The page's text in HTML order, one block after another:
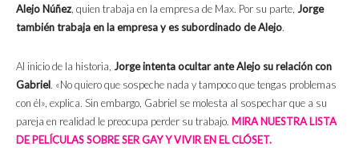
Alejo Núñez, quien trabaja en la empresa de Max. Por su parte, Jorge
también trabaja en la empresa y es subordinado de Alejo.
Al inicio de la historia, Jorge intenta ocultar ante Alejo su relación con
Gabriel. «No quiero que sospeche nada y tampoco que tengas problemas
con él», explica. Sin embargo, Gabriel se molesta al sospechar que a su
pareja en realidad le preocupa perder su trabajo. MIRA NUESTRA LISTA
DE PELÍCULAS SOBRE SER GAY Y VIVIR EN EL CLÓSET.